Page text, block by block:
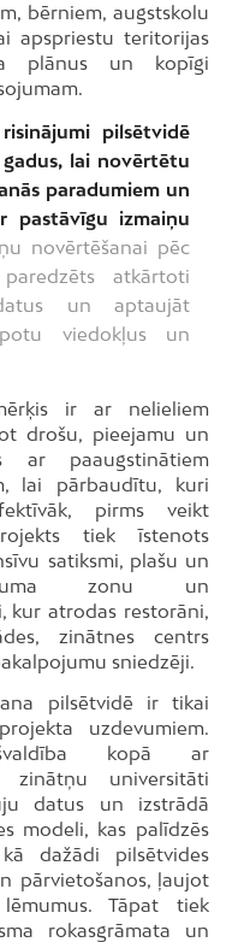
bērniem, augstskolu
apspriestu teritorijas
plānus un kopīgi
pilsētvidē
lai novērtētu
paradumiem un
pastāvīgu izmaiņu
novērtēšanai pēc
atkārtoti
un aptaujāt
viedokļus un
ir ar nelieliem
drošu, pieejamu un
ar paaugstinātiem
lai pārbaudītu, kuri
pirms veikt
tiek īstenots
satiksmi, plašu un
zonu un
kur atrodas restorāni,
zinātnes centrs
sniedzēji.
pilsētvidē ir tikai
uzdevumiem.
kopā ar
zinātņu universitāti
datus un izstrādā
modeli, kas palīdzēs
dažādi pilsētvides
pārvietošanos, ļaujot
Tāpat tiek
rokasgrāmata un